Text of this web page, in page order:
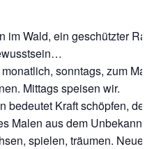
im Wald, ein geschützter
sonntags, zum
Mittags speisen wir.
bedeutet Kraft schöpfen, den
Malen aus dem Unbekannten
spielen, träumen. Neues.